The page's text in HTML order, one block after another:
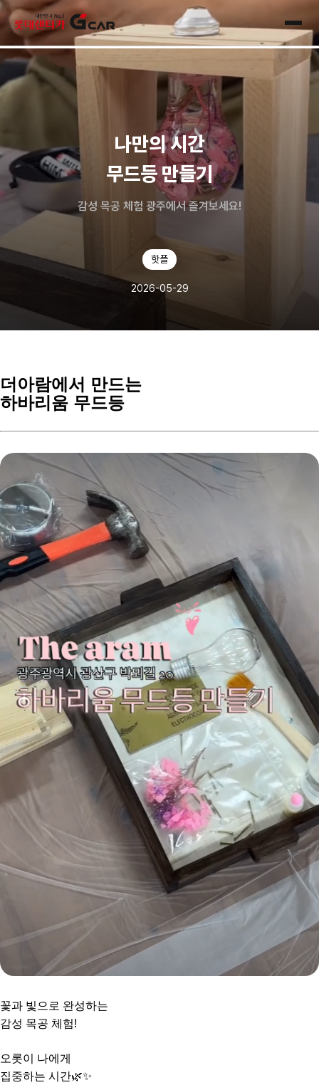
skip navigation
전체
나만의 시간
무드등 만들기
감성 목공 체험 광주에서 즐겨보세요!
핫플
2026-05-29
더아람에서 만드는
하바리움 무드등
꽃과 빛으로 완성하는
감성 목공 체험!
오롯이 나에게
집중하는 시간🌿✨